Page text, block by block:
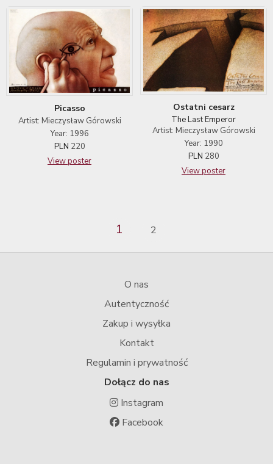
Picasso
Artist: Mieczysław Górowski
Year: 1996
PLN 220
View poster
Ostatni cesarz
The Last Emperor
Artist: Mieczysław Górowski
Year: 1990
PLN 280
View poster
1 2
O nas
Autentyczność
Zakup i wysyłka
Kontakt
Regulamin i prywatność
Dołącz do nas
Instagram
Facebook